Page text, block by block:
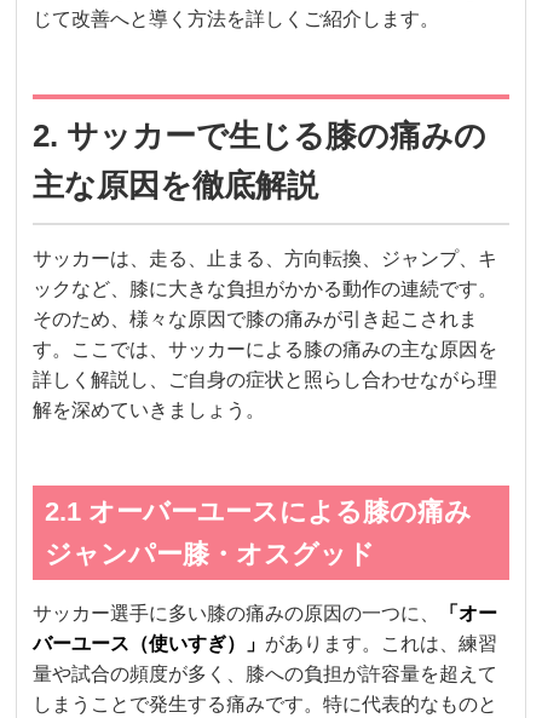
じて改善へと導く方法を詳しくご紹介します。
2. サッカーで生じる膝の痛みの
主な原因を徹底解説
サッカーは、走る、止まる、方向転換、ジャンプ、キ
ックなど、膝に大きな負担がかかる動作の連続です。
そのため、様々な原因で膝の痛みが引き起こされま
す。ここでは、サッカーによる膝の痛みの主な原因を
詳しく解説し、ご自身の症状と照らし合わせながら理
解を深めていきましょう。
2.1 オーバーユースによる膝の痛み
ジャンパー膝・オスグッド
サッカー選手に多い膝の痛みの原因の一つに、
「オー
バーユース（使いすぎ）」 があります。これは、練習
量や試合の頻度が多く、膝への負担が許容量を超えて
しまうことで発生する痛みです。特に代表的なものと